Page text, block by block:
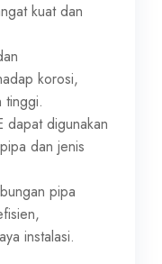
kuat dan
korosi,
tinggi.
dapat digunakan
dan jenis
pipa
instalasi.